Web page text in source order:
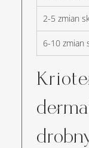
2-5 zmian
6-10 zmian